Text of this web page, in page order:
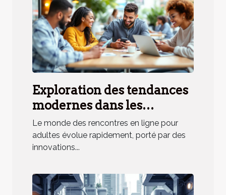
Exploration des tendances
modernes dans les
rencontres en ligne pour
adultes
Le monde des rencontres en ligne pour
adultes évolue rapidement, porté par des
innovations...